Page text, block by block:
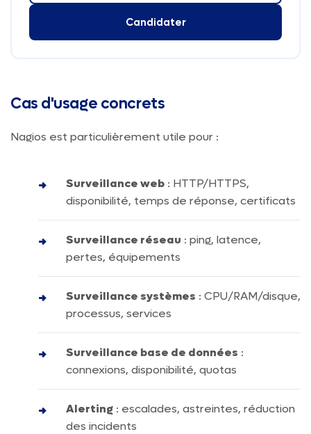
Candidater
Cas d'usage concrets
Nagios est particulièrement utile pour :
Surveillance web : HTTP/HTTPS,
disponibilité, temps de réponse, certificats
Surveillance réseau : ping, latence,
pertes, équipements
Surveillance systèmes : CPU/RAM/disque,
processus, services
Surveillance base de données :
connexions, disponibilité, quotas
Alerting : escalades, astreintes, réduction
des incidents